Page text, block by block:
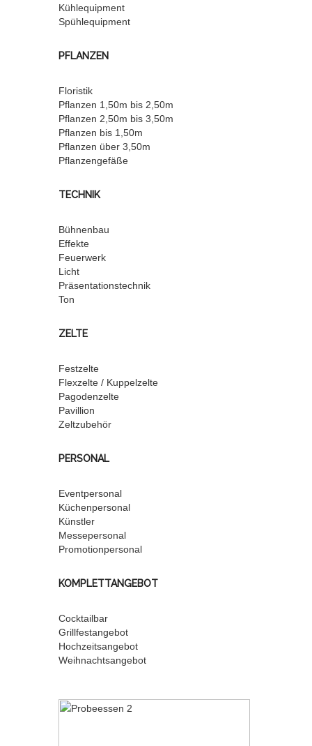
Kühlequipment
Spühlequipment
PFLANZEN
Floristik
Pflanzen 1,50m bis 2,50m
Pflanzen 2,50m bis 3,50m
Pflanzen bis 1,50m
Pflanzen über 3,50m
Pflanzengefäße
TECHNIK
Bühnenbau
Effekte
Feuerwerk
Licht
Präsentationstechnik
Ton
ZELTE
Festzelte
Flexzelte / Kuppelzelte
Pagodenzelte
Pavillion
Zeltzubehör
PERSONAL
Eventpersonal
Küchenpersonal
Künstler
Messepersonal
Promotionpersonal
KOMPLETTANGEBOT
Cocktailbar
Grillfestangebot
Hochzeitsangebot
Weihnachtsangebot